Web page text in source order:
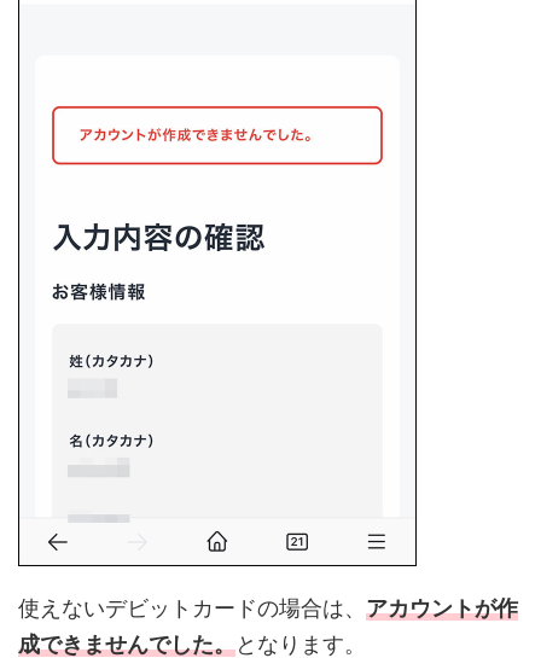
使えないデビットカードの場合は、 アカウントが作
成できませんでした。となります。